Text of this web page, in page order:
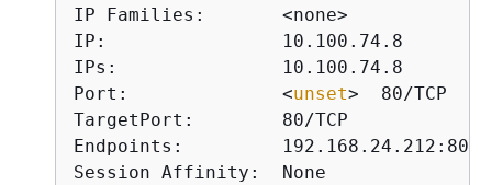
IP Families:       <none>
IP:                10.100.74.8
IPs:               10.100.74.8
Port:              <unset>  80/TCP
TargetPort:        80/TCP
Endpoints:
Session Affinity:  None